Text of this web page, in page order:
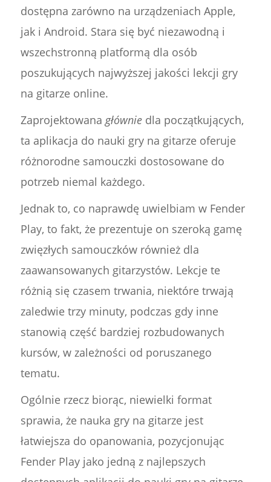
dostępna zarówno na urządzeniach Apple,
jak i Android. Stara się być niezawodną i
wszechstronną platformą dla osób
poszukujących najwyższej jakości lekcji gry
na gitarze online.
Zaprojektowanagłówniedla początkujących,
ta aplikacja do nauki gry na gitarze oferuje
różnorodne samouczki dostosowane do
potrzeb niemal każdego.
Jednak to, co naprawdę uwielbiam w Fender
Play, to fakt, że prezentuje on szeroką gamę
zwięzłych samouczków również dla
zaawansowanych gitarzystów. Lekcje te
różnią się czasem trwania, niektóre trwają
zaledwie trzy minuty, podczas gdy inne
stanowią część bardziej rozbudowanych
kursów, w zależności od poruszanego
tematu.
Ogólnie rzecz biorąc, niewielki format
sprawia, że nauka gry na gitarze jest
łatwiejsza do opanowania, pozycjonując
Fender Play jako jedną z najlepszych